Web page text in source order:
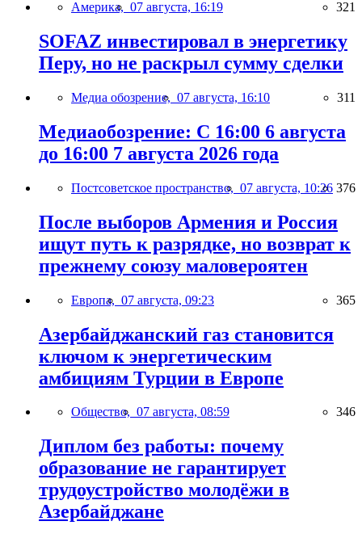
Америка, 07 августа, 16:19 321
SOFAZ инвестировал в энергетику
Перу, но не раскрыл сумму сделки
Медиа обозрение, 07 августа, 16:10 311
Медиаобозрение: С 16:00 6 августа
до 16:00 7 августа 2026 года
Постсоветское пространство, 07 августа, 10:26 376
После выборов Армения и Россия
ищут путь к разрядке, но возврат к
прежнему союзу маловероятен
Европа, 07 августа, 09:23 365
Азербайджанский газ становится
ключом к энергетическим
амбициям Турции в Европе
Общество, 07 августа, 08:59 346
Диплом без работы: почему
образование не гарантирует
трудоустройство молодёжи в
Азербайджане